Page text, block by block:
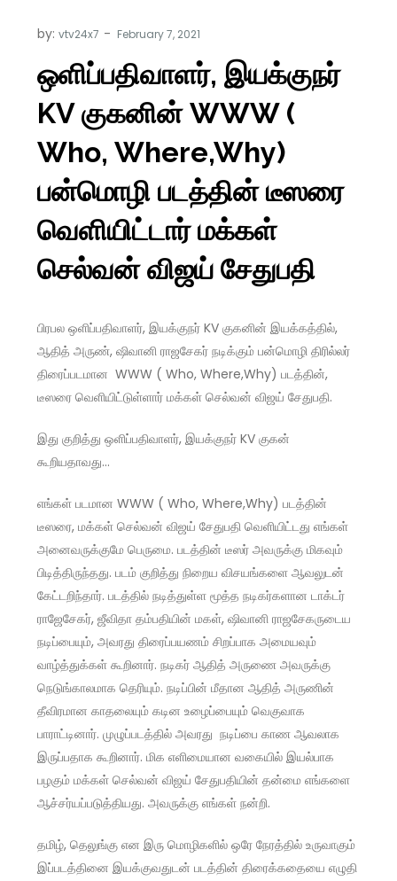
by:vtv24x7
ஒளிப்பதிவாளர், இயக்குநர்
KV குகனின் WWW (
Who, Where,Why)
பன்மொழி படத்தின் டீஸரை
வெளியிட்டார் மக்கள்
செல்வன் விஜய் சேதுபதி
பிரபல ஒளிப்பதிவாளர், இயக்குநர் KV குகனின் இயக்கத்தில்,
ஆதித் அருண், ஷிவானி ராஜசேகர் நடிக்கும் பன்மொழி திரில்லர்
திரைப்படமான WWW ( Who, Where,Why) படத்தின்,
டீஸரை வெளியிட்டுள்ளார் மக்கள் செல்வன் விஜய் சேதுபதி.
இது குறித்து ஒளிப்பதிவாளர், இயக்குநர் KV குகன்
கூறியதாவது…
எங்கள் படமான WWW ( Who, Where,Why) படத்தின்
டீஸரை, மக்கள் செல்வன் விஜய் சேதுபதி வெளியிட்டது எங்கள்
அனைவருக்குமே பெருமை. படத்தின் டீஸர் அவருக்கு மிகவும்
பிடித்திருந்தது. படம் குறித்து நிறைய விசயங்களை ஆவலுடன்
கேட்டறிந்தார். படத்தில் நடித்துள்ள மூத்த நடிகர்களான டாக்டர்
ராஜேசேகர், ஜீவிதா தம்பதியின் மகள், ஷிவானி ராஜசேகருடைய
நடிப்பையும், அவரது திரைப்பயணம் சிறப்பாக அமையவும்
வாழ்த்துக்கள் கூறினார். நடிகர் ஆதித் அருணை அவருக்கு
நெடுங்காலமாக தெரியும். நடிப்பின் மீதான ஆதித் அருணின்
தீவிரமான காதலையும் கடின உழைப்பையும் வெகுவாக
பாராட்டினார். முழுப்படத்தில் அவரது நடிப்பை காண ஆவலாக
இருப்பதாக கூறினார். மிக எளிமையான வகையில் இயல்பாக
பழகும் மக்கள் செல்வன் விஜய் சேதுபதியின் தன்மை எங்களை
ஆச்சர்யப்படுத்தியது. அவருக்கு எங்கள் நன்றி.
தமிழ், தெலுங்கு என இரு மொழிகளில் ஒரே நேரத்தில் உருவாகும்
இப்படத்தினை இயக்குவதுடன் படத்தின் திரைக்கதையை எழுதி